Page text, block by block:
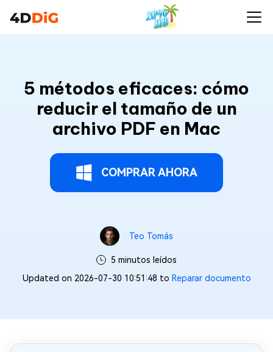
5 métodos eficaces: cómo
reducir el tamaño de un
archivo PDF en Mac
COMPRAR AHORA
Teo Tomás
5 minutos leídos
Updated on 2026-07-30 10:51:48 to Reparar documento